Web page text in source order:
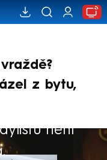
z bytu,
není